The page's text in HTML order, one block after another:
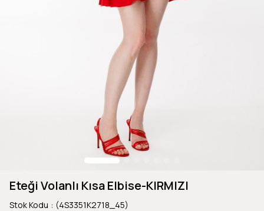
Eteği Volanlı Kısa Elbise-KIRMIZI
Stok Kodu (4S3351K2718_45)